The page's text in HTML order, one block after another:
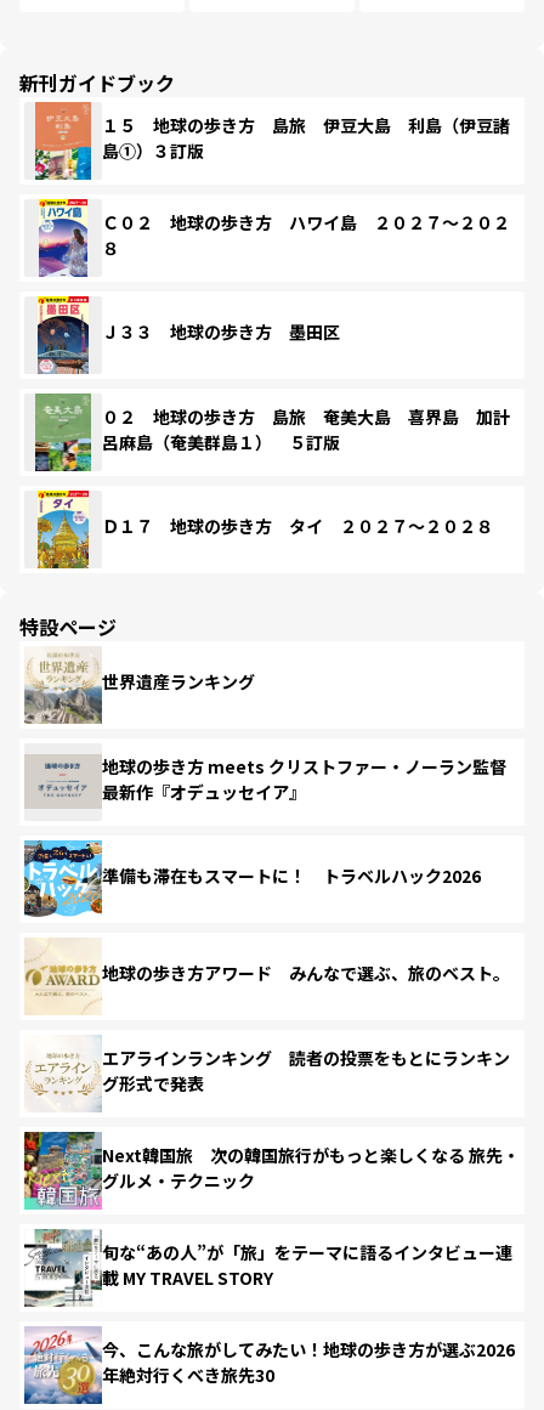
新刊ガイドブック
１５ 地球の歩き方 島旅 伊豆大島 利島（伊豆諸
島①）３訂版
Ｃ０２ 地球の歩き方 ハワイ島 ２０２７～２０２
８
Ｊ３３ 地球の歩き方 墨田区
０２ 地球の歩き方 島旅 奄美大島 喜界島 加計
呂麻島（奄美群島１） ５訂版
Ｄ１７ 地球の歩き方 タイ ２０２７～２０２８
特設ページ
世界遺産ランキング
地球の歩き方 meets クリストファー・ノーラン監督
最新作『オデュッセイア』
準備も滞在もスマートに！ トラベルハック2026
地球の歩き方アワード みんなで選ぶ、旅のベスト。
エアラインランキング 読者の投票をもとにランキン
グ形式で発表
Next韓国旅 次の韓国旅行がもっと楽しくなる 旅先・
グルメ・テクニック
旬な“あの人”が「旅」をテーマに語るインタビュー連
載 MY TRAVEL STORY
今、こんな旅がしてみたい！地球の歩き方が選ぶ2026
年絶対行くべき旅先30